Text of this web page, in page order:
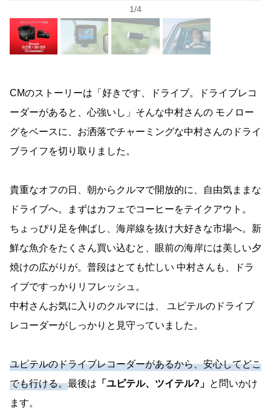
1/4
CMのストーリーは「好きです、ドライブ。ドライブレコ
ーダーがあると、心強いし」そんな中村さんの モノロー
グをベースに、お洒落でチャーミングな中村さんのドライ
ブライフを切り取りました。
貴重なオフの日、朝からクルマで開放的に、自由気ままな
ドライブへ。まずはカフェでコーヒーをテイクアウト。
ちょっぴり足を伸ばし、海岸線を抜け大好きな市場へ。新
鮮な魚介をたくさん買い込むと、眼前の海岸には美しい夕
焼けの広がりが。普段はとても忙しい 中村さんも、ドラ
イブですっかりリフレッシュ。
中村さんお気に入りのクルマには、 ユピテルのドライブ
レコーダーがしっかりと見守っていました。
ユピテルのドライブレコーダーがあるから、安心してどこ
でも行ける。最後は 「ユピテル、ツイテル?」 と問いかけ
ます。